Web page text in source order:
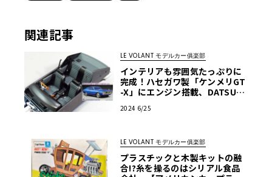
関連記事
LE VOLANT モデルカー俱楽部
インテリアも雰囲気たっぷりに
完成！ハセガワ製「ケンメリGT
-X」にエンジン搭載、DATSUN
カー俱楽部】
2024 6/25
LE VOLANT モデルカー俱楽部
プラスチックと木製キットの融
合!?糸を操るのはシリアル食品